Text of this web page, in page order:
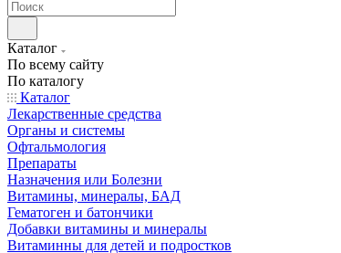
Каталог
По всему сайту
По каталогу
Каталог
Лекарственные средства
Органы и системы
Офтальмология
Препараты
Назначения или Болезни
Витамины, минералы, БАД
Гематоген и батончики
Добавки витамины и минералы
Витаминны для детей и подростков